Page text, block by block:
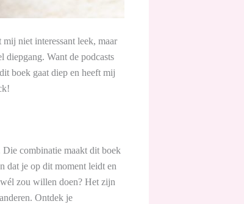
niet interessant leek, maar
Want de podcasts
boek gaat diep en heeft mij
combinatie maakt dit boek
dat je op dit moment leidt en
zou willen doen? Het zijn
Ontdek je